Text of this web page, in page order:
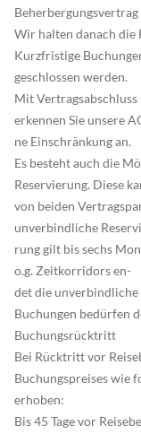
Beherbergungsvertrag
Wir halten danach die
Kurzfristige
geschlossen werden.
Mit Vertragsabschluss
erkennen Sie unsere
ne Einschränkung an.
Es besteht auch die
Reservierung. Diese
von beiden
unverbindliche
rung gilt bis sechs
o.g. Zeitkorridors en-
det die unverbindliche
Buchungen bedürfen
Buchungsrücktritt
Bei Rücktritt vor
Buchungspreises wie
erhoben:
Bis 45 Tage vor